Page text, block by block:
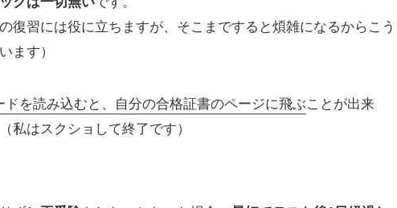
復習には役に立ちますが、そこまですると煩雑になるからこう
ます）
ドを読み込むと、自分の合格証書のページに飛ぶことが出来
私はスクショして終了です）